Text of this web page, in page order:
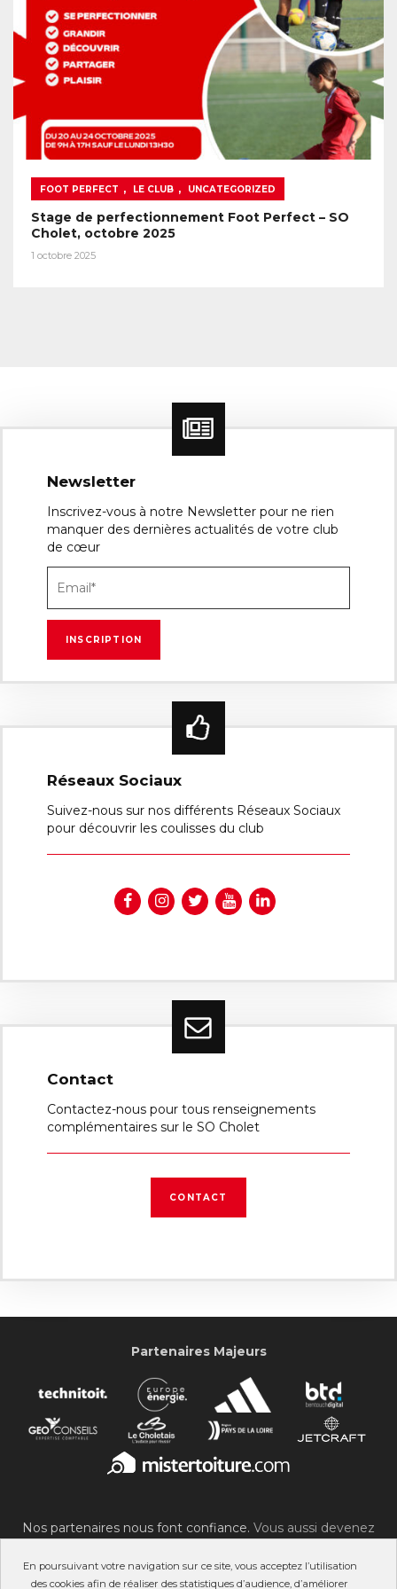
En poursuivant votre navigation sur ce site, vous acceptez l’utilisation
des cookies afin de réaliser des statistiques d’audience, d’améliorer
FOOT PERFECT , LE CLUB , UNCATEGORIZED
Stage de perfectionnement Foot Perfect – SO
Cholet, octobre 2025
1 octobre 2025
Newsletter
Inscrivez-vous à notre Newsletter pour ne rien
manquer des dernières actualités de votre club
de cœur
Réseaux Sociaux
Suivez-nous sur nos différents Réseaux Sociaux
pour découvrir les coulisses du club
Contact
Contactez-nous pour tous renseignements
complémentaires sur le SO Cholet
CONTACT
Partenaires Majeurs
Nos partenaires nous font confiance. Vous aussi devenez